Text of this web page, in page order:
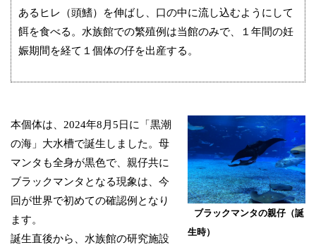
あるヒレ（頭鰭）を伸ばし、口の中に流し込むようにして
餌を食べる。水族館での繁殖例は当館のみで、１年間の妊
娠期間を経て１個体の仔を出産する。
ブラックマンタの親仔（誕
生時）
本個体は、2024年8月5日に「黒潮
の海」大水槽で誕生しました。母
マンタも全身が黒色で、親仔共に
ブラックマンタとなる現象は、今
回が世界で初めての確認例となり
ます。
誕生直後から、水族館の研究施設